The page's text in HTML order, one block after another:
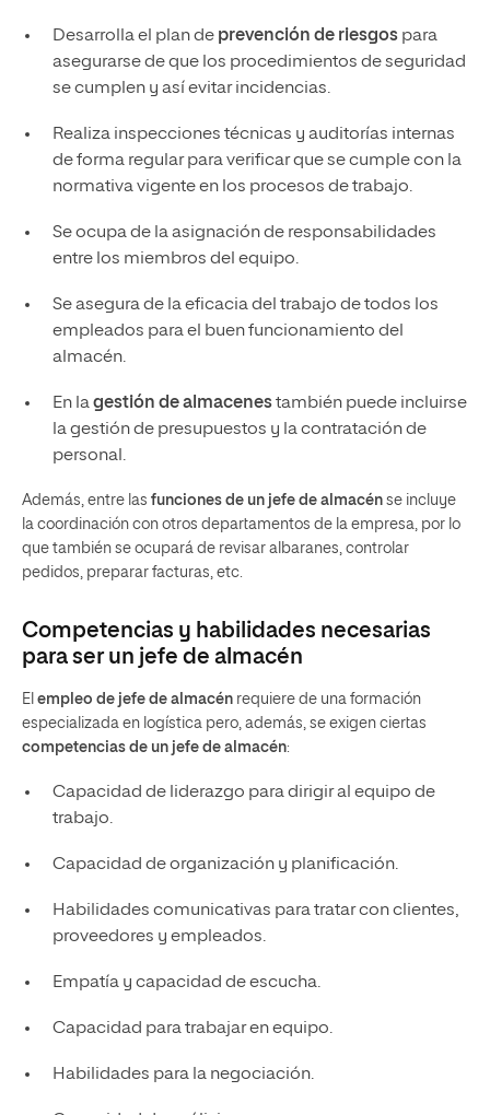
Desarrolla el plan de prevención de riesgospara
asegurarse de que los procedimientos de seguridad
se cumplen y así evitar incidencias.
Realiza inspecciones técnicas y auditorías internas
de forma regular para verificar que se cumple con la
normativa vigente en los procesos de trabajo.
Se ocupa de la asignación de responsabilidades
entre los miembros del equipo.
Se asegura de la eficacia del trabajo de todos los
empleados para el buen funcionamiento del
almacén.
En lagestión de almacenestambién puede incluirse
la gestión de presupuestos y la contratación de
personal.
Además, entre las funciones de un jefe de almacén se incluye
la coordinación con otros departamentos de la empresa, por lo
que también se ocupará de revisar albaranes, controlar
pedidos, preparar facturas, etc.
Competencias y habilidades necesarias
para ser un jefe de almacén
El empleo de jefe de almacén requiere de una formación
especializada en logística pero, además, se exigen ciertas
competencias de un jefe de almacén:
Capacidad de liderazgo para dirigir al equipo de
trabajo.
Capacidad de organización y planificación.
Habilidades comunicativas para tratar con clientes,
proveedores y empleados.
Empatía y capacidad de escucha.
Capacidad para trabajar en equipo.
Habilidades para la negociación.